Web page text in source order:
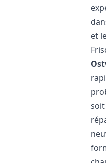
et